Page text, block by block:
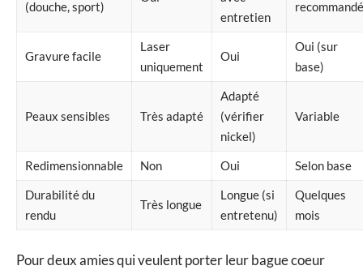
(douche, sport)
entretien
recommandé
Gravure facile
Laser
uniquement
Oui
Oui (sur
base)
Peaux sensibles Très adapté
Adapté
(vérifier
nickel)
Variable
Redimensionnable Non Oui
Selon base
Durabilité du
rendu
Très longue
Longue (si
entretenu)
Quelques
mois
Pour deux amies qui veulent porter leur bague coeur